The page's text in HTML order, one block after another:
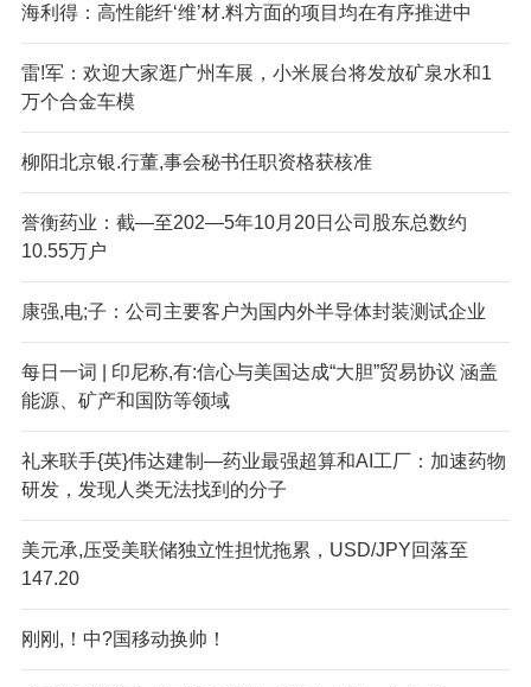
海利得：高性能纤‘维’材.料方面的项目均在有序推进中
雷!军：欢迎大家逛广州车展，小米展台将发放矿泉水和1
万个合金车模
柳阳北京银.行董,事会秘书任职资格获核准
誉衡药业：截—至202—5年10月20日公司股东总数约
10.55万户
康强,电;子：公司主要客户为国内外半导体封装测试企业
每日一词 | 印尼称,有:信心与美国达成“大胆”贸易协议 涵盖
能源、矿产和国防等领域
礼来联手{英}伟达建制—药业最强超算和AI工厂：加速药物
研发，发现人类无法找到的分子
美元承,压受美联储独立性担忧拖累，USD/JPY回落至
147.20
刚刚,！中?国移动换帅！